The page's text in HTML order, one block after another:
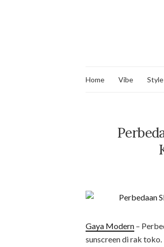
Home Vibe Style
Gaya Modern –
sunscreen di rak